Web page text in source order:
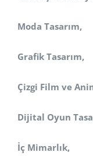
Moda Tasarım,
Grafik Tasarım,
Çizgi Film ve
Dijital Oyun
İç Mimarlık,